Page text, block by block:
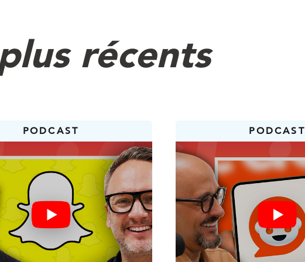
logique s’applique ailleurs?
comme tu le sais,
qu’ils se pèsent tous les jours. Le poids n’est pas un
sur la balance diminuer,
on peut prendre du poids en gagnant du muscle
pour être en meilleure santé
parfois en marketing : il faut
récents
PODCAST PODCAST